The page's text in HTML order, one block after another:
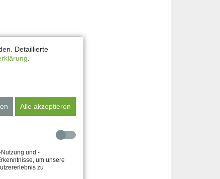
Detaillierte
Alle akzeptieren
und -
um unsere
zu